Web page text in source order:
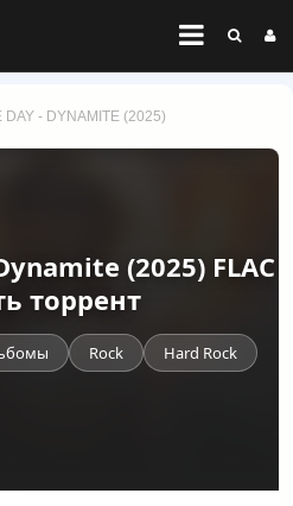
DAY - DYNAMITE (2025)
(2025) FLAC
торрент
Rock Hard Rock